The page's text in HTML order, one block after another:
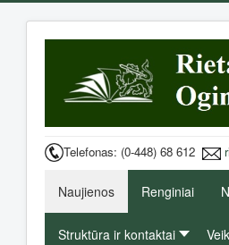
Telefonas: (0-448) 68 612
Naujienos Renginiai
Struktūra ir kontaktai